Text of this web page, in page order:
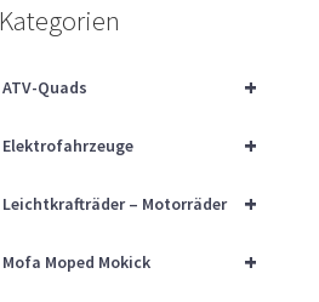
Kategorien
+
ATV-Quads
+
Elektrofahrzeuge
+
Leichtkrafträder – Motorräder
+
Mofa Moped Mokick